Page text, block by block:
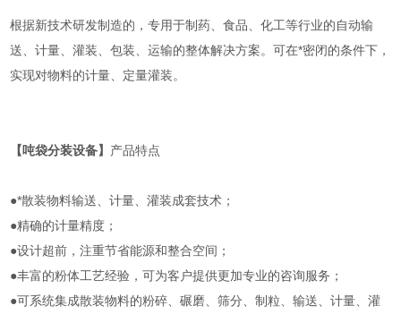
根据新技术研发制造的，专用于制药、食品、化工等行业的自动输
送、计量、灌装、包装、运输的整体解决方案。可在*密闭的条件下，
实现对物料的计量、定量灌装。
【 吨袋分装设备】 产品特点
●*散装物料输送、计量、灌装成套技术；
●精确的计量精度；
●设计超前，注重节省能源和整合空间；
●丰富的粉体工艺经验，可为客户提供更加专业的咨询服务；
●可系统集成散装物料的粉碎、碾磨、筛分、制粒、输送、计量、灌